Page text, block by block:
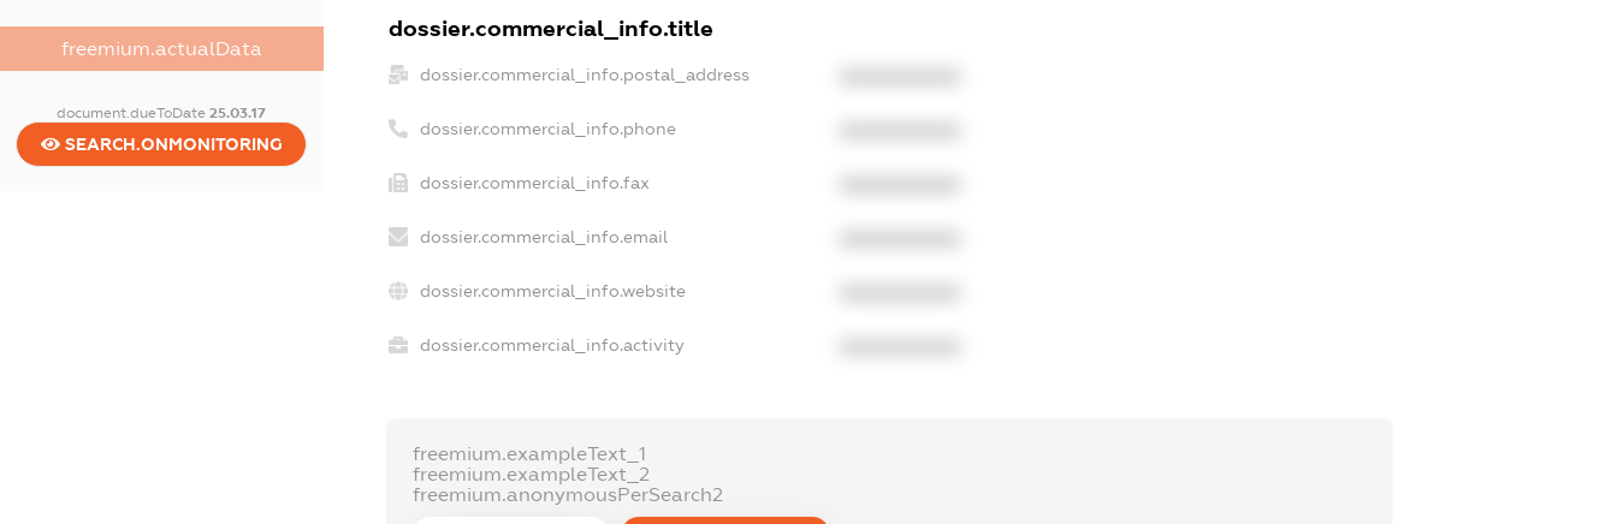
freemium.actualData
document.dueToDate25.03.17
SEARCH.ONMONITORING
dossier.commercial_info.title
dossier.commercial_info.postal_address
dossier.commercial_info.phone
dossier.commercial_info.fax
dossier.commercial_info.email
dossier.commercial_info.website
dossier.commercial_info.activity
freemium.exampleText_1
freemium.exampleText_2
freemium.anonymousPerSearch2